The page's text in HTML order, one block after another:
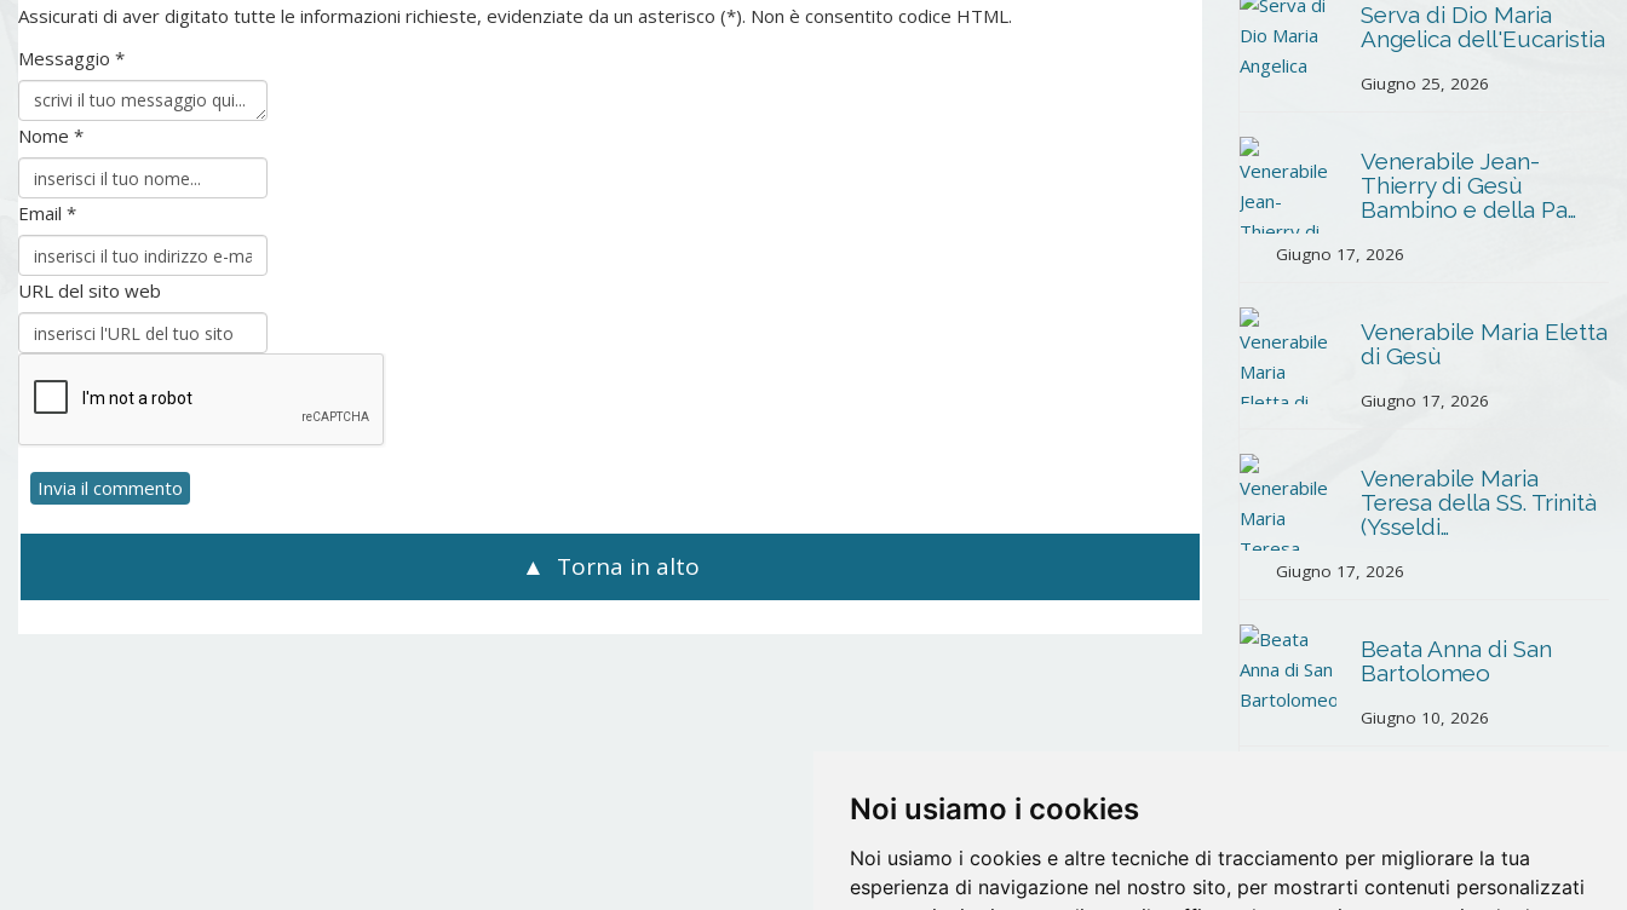
Noi usiamo i cookies
Noi usiamo i cookies e altre tecniche di tracciamento per migliorare la tua
esperienza di navigazione nel nostro sito, per mostrarti contenuti personalizzati
Assicurati di aver digitato tutte le informazioni richieste, evidenziate da un asterisco (*). Non è consentito codice HTML.
Messaggio *
Nome *
Email *
URL del sito web
Torna in alto
Serva di Dio Maria
Angelica dell'Eucaristia
Giugno 25, 2026
Venerabile Jean-
Thierry di Gesù
Bambino e della Pa…
Giugno 17, 2026
Venerabile Maria Eletta
di Gesù
Giugno 17, 2026
Venerabile Maria
Teresa della SS. Trinità
(Ysseldi…
Giugno 17, 2026
Beata Anna di San
Bartolomeo
Giugno 10, 2026